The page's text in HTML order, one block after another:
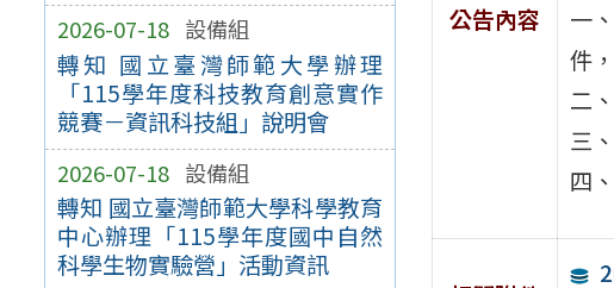
2026-07-18 設備組
轉知 國立臺灣師範大學辦理
「115學年度科技教育創意實作
競賽－資訊科技組」說明會
2026-07-18 設備組
轉知 國立臺灣師範大學科學教育
中心辦理「115學年度國中自然
科學生物實驗營」活動資訊
公告內容
一
件
二
三
四